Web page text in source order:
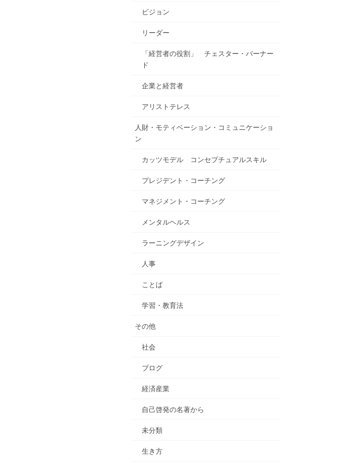
ビジョン
リーダー
「経営者の役割」 チェスター・バーナー
ド
企業と経営者
アリストテレス
人財・モティベーション・コミュニケーショ
ン
カッツモデル コンセプチュアルスキル
プレジデント・コーチング
マネジメント・コーチング
メンタルヘルス
ラーニングデザイン
人事
ことば
学習・教育法
その他
社会
ブログ
経済産業
自己啓発の名著から
未分類
生き方